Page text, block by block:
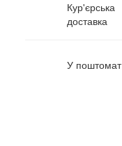
Кур'єрська
доставка
У поштомат